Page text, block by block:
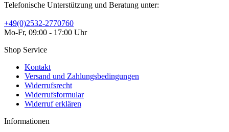
Telefonische Unterstützung und Beratung unter:
+49(0)2532-2770760
Mo-Fr, 09:00 - 17:00 Uhr
Shop Service
Kontakt
Versand und Zahlungsbedingungen
Widerrufsrecht
Widerrufsformular
Widerruf erklären
Informationen